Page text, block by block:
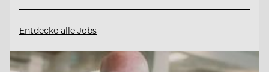
Entdecke alle Jobs